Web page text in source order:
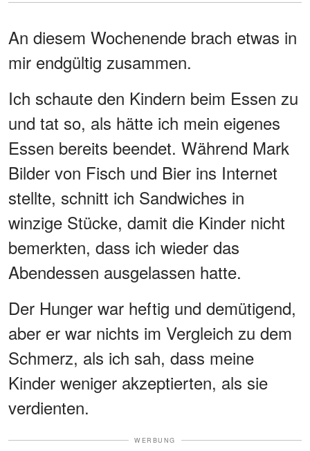
An diesem Wochenende brach etwas in
mir endgültig zusammen.
Ich schaute den Kindern beim Essen zu
und tat so, als hätte ich mein eigenes
Essen bereits beendet. Während Mark
Bilder von Fisch und Bier ins Internet
stellte, schnitt ich Sandwiches in
winzige Stücke, damit die Kinder nicht
bemerkten, dass ich wieder das
Abendessen ausgelassen hatte.
Der Hunger war heftig und demütigend,
aber er war nichts im Vergleich zu dem
Schmerz, als ich sah, dass meine
Kinder weniger akzeptierten, als sie
verdienten.
WERBUNG